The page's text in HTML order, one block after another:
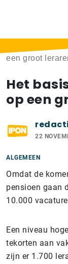
een groot
Het
op een
22
ALGEMEEN
Omdat de
pensioen gaan
10.000
Een niveau
tekorten aan
zijn er 1.700